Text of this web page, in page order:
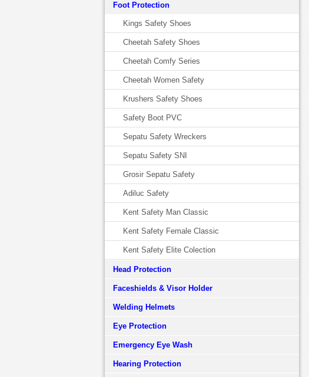
Foot Protection
Kings Safety Shoes
Cheetah Safety Shoes
Cheetah Comfy Series
Cheetah Women Safety
Krushers Safety Shoes
Safety Boot PVC
Sepatu Safety Wreckers
Sepatu Safety SNI
Grosir Sepatu Safety
Adiluc Safety
Kent Safety Man Classic
Kent Safety Female Classic
Kent Safety Elite Colection
Head Protection
Faceshields & Visor Holder
Welding Helmets
Eye Protection
Emergency Eye Wash
Hearing Protection